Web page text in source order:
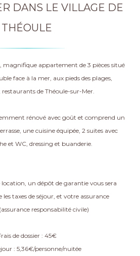
DANS LE VILLAGE DE
THÉOULE
magnifique appartement de 3 pièces situé
face à la mer, aux pieds des plages,
de Théoule-sur-Mer.
rénové avec goût et comprend un
une cuisine équipée, 2 suites avec
et WC, dressing et buanderie.
location, un dépôt de garantie vous sera
les taxes de séjour, et votre assurance
responsabilité civile)
de dossier : 45€
: 5,36€/personne/nuitée